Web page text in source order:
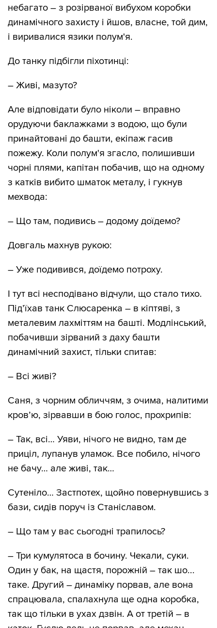
небагато – з розірваної вибухом коробки
динамічного захисту і йшов, власне, той дим,
і виривалися язики полум'я.
До танку підбігли піхотинці:
– Живі, мазуто?
Але відповідати було ніколи – вправно
орудуючи баклажками з водою, що були
принайтовані до башти, екіпаж гасив
пожежу. Коли полум'я згасло, полишивши
чорні плями, капітан побачив, що на одному
з катків вибито шматок металу, і гукнув
мехвода:
– Що там, подивись – додому доїдемо?
Довгаль махнув рукою:
– Уже подивився, доїдемо потроху.
І тут всі несподівано відчули, що стало тихо.
Під’їхав танк Слюсаренка – в кіптяві, з
металевим лахміттям на башті. Модлінський,
побачивши зірваний з даху башти
динамічний захист, тільки спитав:
– Всі живі?
Саня, з чорним обличчям, з очима, налитими
кров’ю, зірвавши в бою голос, прохрипів:
– Так, всі… Уяви, нічого не видно, там де
приціл, лупанув уламок. Все побило, нічого
не бачу… але живі, так…
Сутеніло… Застпотех, щойно повернувшись з
бази, сидів поруч із Станіславом.
– Що там у вас сьогодні трапилось?
– Три кумулятоса в бочину. Чекали, суки.
Один у бак, на щастя, порожній – так шо...
таке. Другий – динаміку порвав, але вона
спрацювала, спалахнула ще одна коробка,
так що тільки в ухах дзвін. А от третій – в